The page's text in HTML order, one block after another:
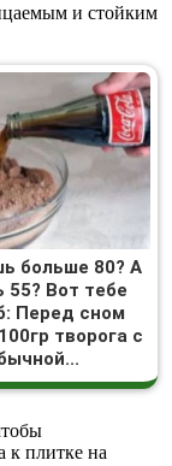
и стойким
больше 80? А
55? Вот тебе
Перед сном
творога с
к плитке на